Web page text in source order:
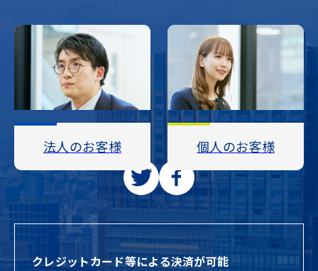
法人のお客様 個人のお客様
クレジットカード等による決済が可能